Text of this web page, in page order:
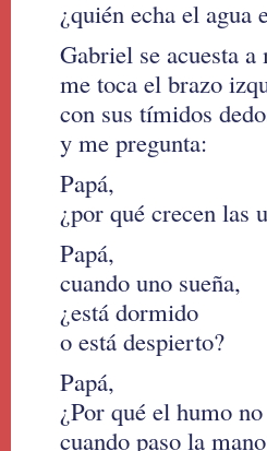
¿quién echa el agua
Gabriel se acuesta
me toca el brazo
con sus tímidos
y me pregunta:
Papá,
¿por qué crecen las
Papá,
cuando uno sueña,
¿está dormido
o está despierto?
Papá,
¿Por qué el humo
cuando paso la